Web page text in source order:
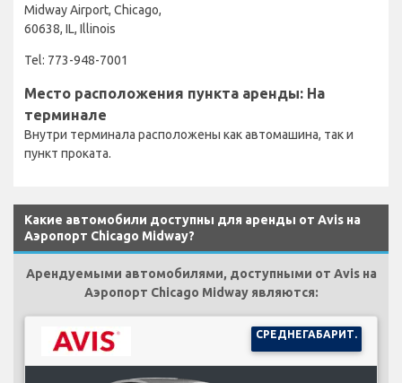
Midway Airport, Chicago,
60638, IL, Illinois
Tel: 773-948-7001
Место расположения пункта аренды: На
терминале
Внутри терминала расположены как автомашина, так и
пункт проката.
Какие автомобили доступны для аренды от Avis на
Аэропорт Chicago Midway?
Арендуемыми автомобилями, доступными от Avis на
Аэропорт Chicago Midway являются:
СРЕДНЕГАБАРИТ.